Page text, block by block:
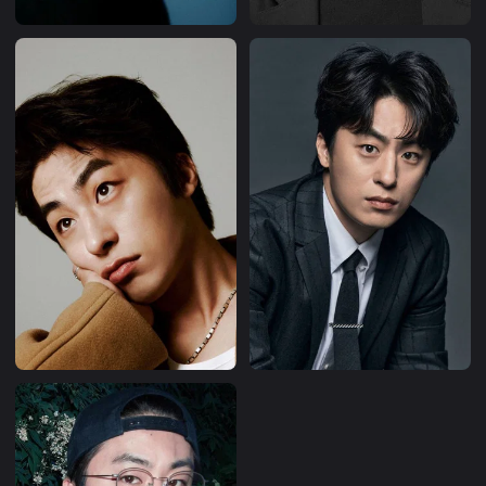
2020 — « Peninsula » de Yeon Sang-ho, capitaine Seo
2021 — « Escape from Mogadishu » de Ryoo Seung-
wan, Tae Joon-ki
2021 — « Kingdom: Ashin of the North » (Netflix,
épisode spécial), Ai-da-gan
2021-2023 — « D.P. » saisons 1 et 2 (Netflix), Han Ho-
yeol
2022 — « Monstrous » (Netflix), Jeong Gi-hun
2023 — « Kill Bok-soon » (Netflix), Han Hee-seong
2024 — « Parasyte: The Grey » (Netflix), Seol Kang-woo
2024 — « Escape » de Lee Jong-pil, Ri Hyun-sang
2026 — « Colony » de Yeon Sang-ho, Dr Seo Young-chul